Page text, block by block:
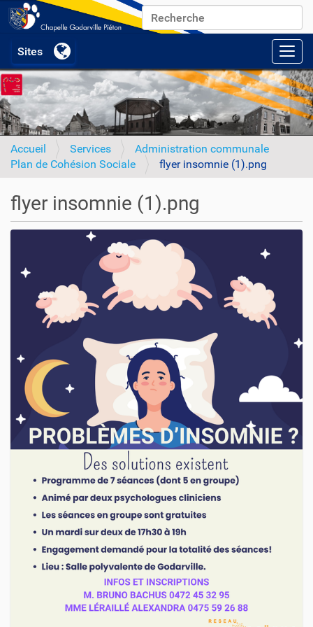
Chercher par
Recherche avancée…
Accueil Services
Administration communale
Plan de Cohésion Sociale
flyer insomnie (1).png
flyer insomnie (1).png